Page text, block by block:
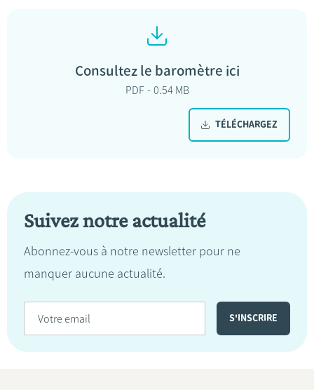
Consultez le baromètre ici
PDF 0.54 MB
TÉLÉCHARGEZ
Suivez notre actualité
Abonnez-vous à notre newsletter pour ne
manquer aucune actualité.